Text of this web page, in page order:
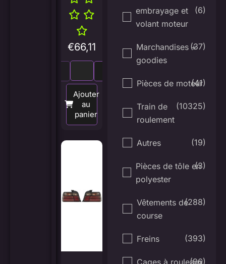
embrayage et
volant moteur
(6)
Marchandises +
goodies
(37)
Pièces de moteur
(41)
Train de
roulement
(10325)
Autres (19)
Pièces de tôle en
polyester
(3)
Vêtements de
course
(288)
Freins (393)
Cages à rouleaux
(96)
€66,11
Ajouter
au
panier